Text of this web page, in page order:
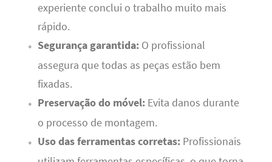
experiente conclui o trabalho muito mais
rápido.
Segurança garantida:O profissional
assegura que todas as peças estão bem
fixadas.
Preservação do móvel:Evita danos durante
o processo de montagem.
Uso das ferramentas corretas:Profissionais